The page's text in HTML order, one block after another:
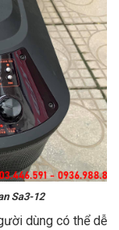
Sa3-12
dùng có thể dễ